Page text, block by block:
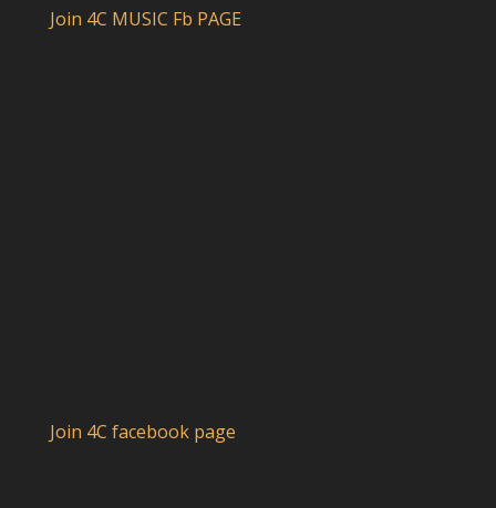
Join 4C MUSIC Fb PAGE
Join 4C facebook page